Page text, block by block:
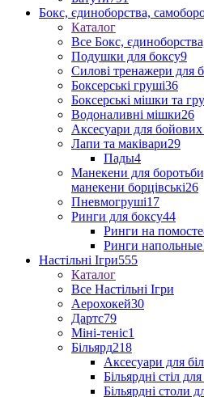
Бокс, єдиноборства,
Каталог
Все Бокс,
Подушки для боксу9
Силові тренажери для
Боксерські груші36
Боксерські мішки та
Водоналивні мішки26
Аксесуари для
Лапи та маківари29
Пады4
Манекени для
манекени борцівські26
Пневмогруші17
Ринги для боксу44
Ринги на помосте
Ринги напольные
Настільні Ігри555
Каталог
Все Настільні Ігри
Аерохокей30
Дартс79
Міні-теніс1
Більярд218
Аксесуари для
Більярдні стіл
Більярдні столи